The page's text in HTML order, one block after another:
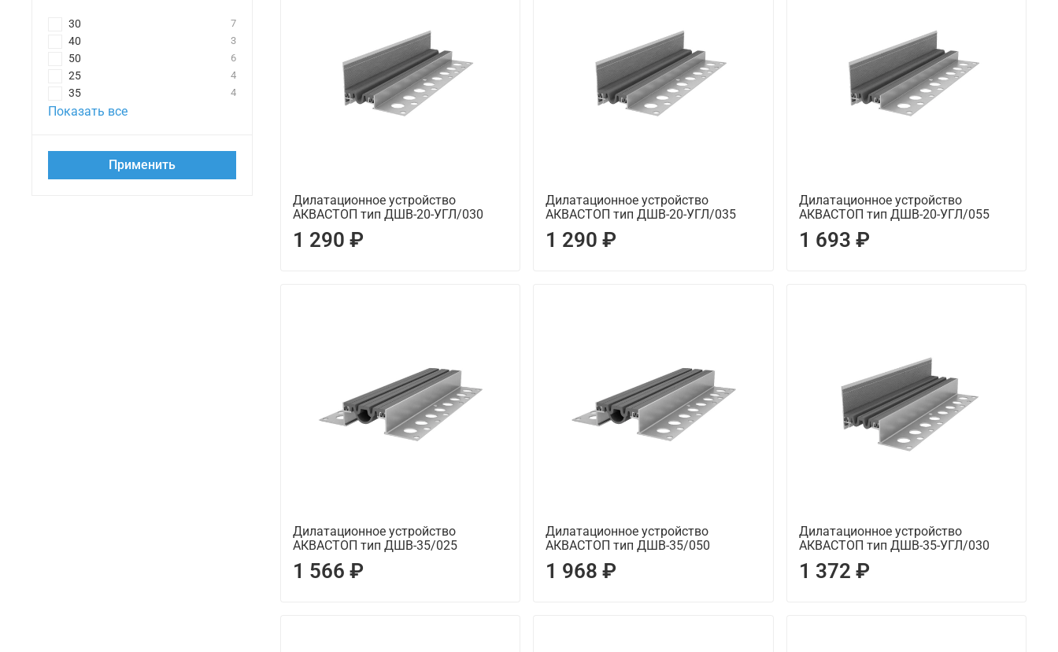
Дилатационное устройство
АКВАСТОП тип ДШВ-20-УГЛ/030
1 290 ₽
Дилатационное устройство
АКВАСТОП тип ДШВ-20-УГЛ/035
1 290 ₽
Дилатационное устройство
АКВАСТОП тип ДШВ-20-УГЛ/055
1 693 ₽
Дилатационное устройство
АКВАСТОП тип ДШВ-35/025
1 566 ₽
Дилатационное устройство
АКВАСТОП тип ДШВ-35/050
1 968 ₽
Дилатационное устройство
АКВАСТОП тип ДШВ-35-УГЛ/030
1 372 ₽
30 7
40 3
50 6
25 4
35 4
Показать все
Применить